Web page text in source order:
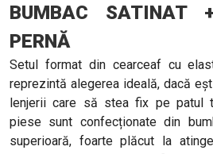
BUMBAC
PERNĂ
Setul format din cearceaf cu
reprezintă alegerea ideală, dacă
lenjerii care să stea fix pe patul
piese sunt confecționate din
superioară, foarte plăcut la